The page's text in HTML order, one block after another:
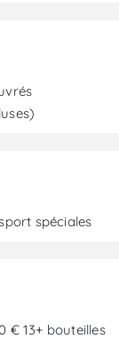
spéciales
€ 13+ bouteilles